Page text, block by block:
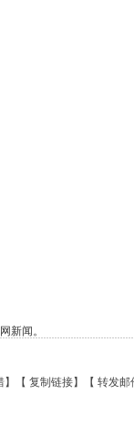
新闻。
】【 复制链接】【 转发邮